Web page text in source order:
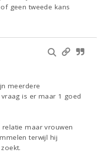
geen tweede kans
meerdere
is er maar 1 goed
maar vrouwen
terwijl hij